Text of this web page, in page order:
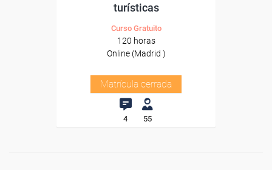
turísticas
Curso Gratuito
120 horas
Online (Madrid )
Matrícula cerrada
4 55